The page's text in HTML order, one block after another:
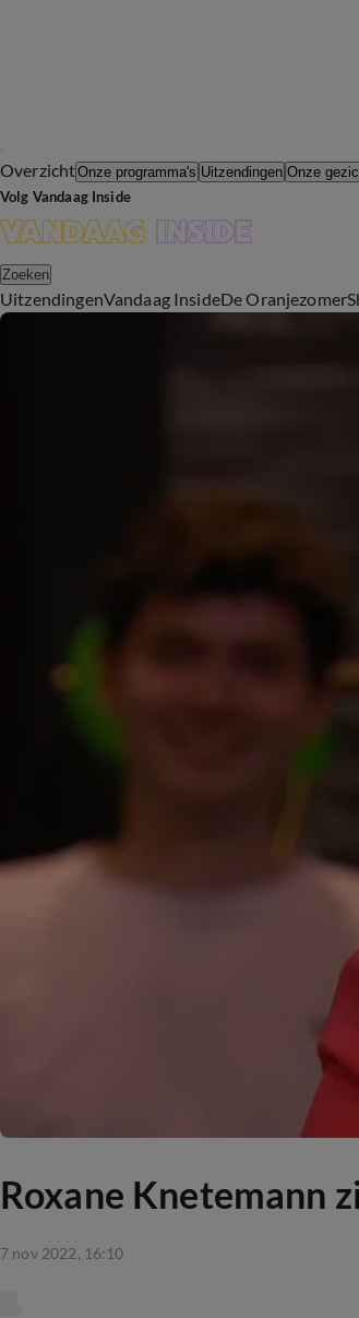
OverzichtOnze programma's Uitzendingen Onze
Volg Vandaag Inside
Zoeken
UitzendingenVandaag InsideDe Oranjezomer
Roxane Knetemann
7 nov 2022, 16:10